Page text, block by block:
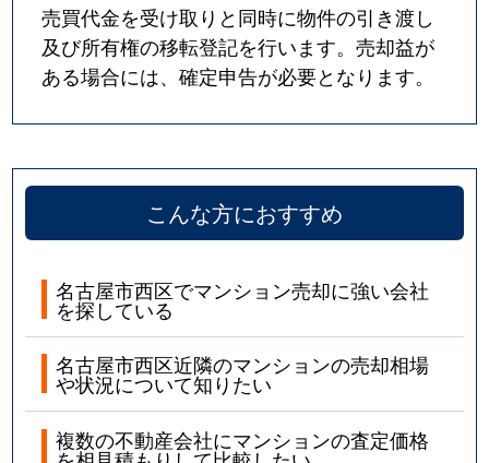
売買代金を受け取りと同時に物件の引き渡し
及び所有権の移転登記を行います。売却益が
ある場合には、確定申告が必要となります。
こんな方におすすめ
名古屋市西区でマンション売却に強い会社
を探している
名古屋市西区近隣のマンションの売却相場
や状況について知りたい
複数の不動産会社にマンションの査定価格